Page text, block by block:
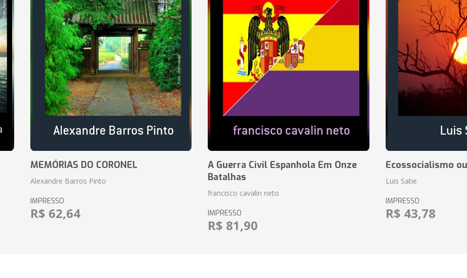
MEMÓRIAS DO CORONEL
Alexandre Barros Pinto
IMPRESSO
R$ 62,64
A Guerra Civil Espanhola Em Onze
Batalhas
francisco cavalin neto
IMPRESSO
R$ 81,90
Ecossocialismo
Luis Satie
IMPRESSO
R$ 43,78